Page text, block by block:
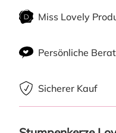
Miss Lovely
Persönliche
Sicherer Kauf